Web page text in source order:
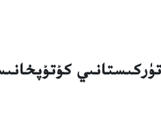
تۈركىستانىي